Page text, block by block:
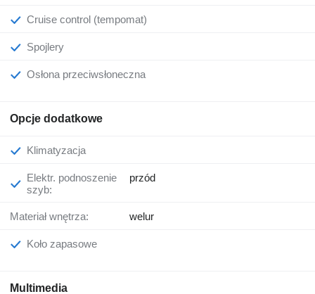
Cruise control (tempomat)
Spojlery
Osłona przeciwsłoneczna
Opcje dodatkowe
Klimatyzacja
Elektr. podnoszenie
szyb:
przód
Materiał wnętrza: welur
Koło zapasowe
Multimedia